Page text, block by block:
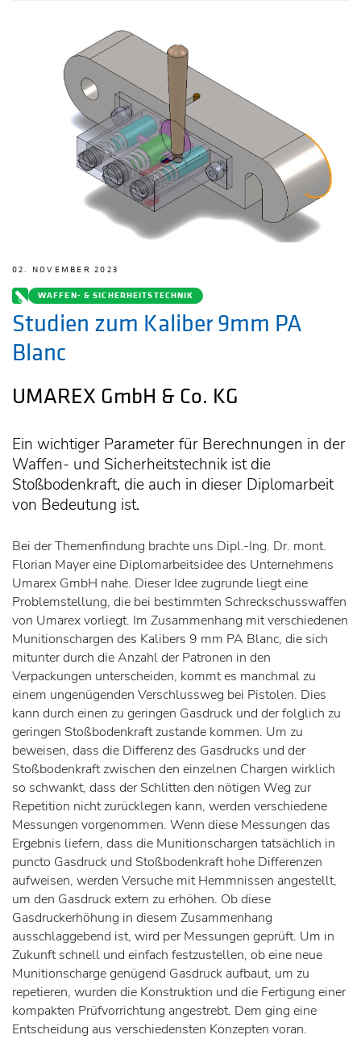
02. NOVEMBER 2023
WAFFEN- & SICHERHEITSTECHNIK
Studien zum Kaliber 9mm PA
Blanc
UMAREX GmbH & Co. KG
Ein wichtiger Parameter für Berechnungen in der
Waffen- und Sicherheitstechnik ist die
Stoßbodenkraft, die auch in dieser Diplomarbeit
von Bedeutung ist.
Bei der Themenfindung brachte uns Dipl.-Ing. Dr. mont.
Florian Mayer eine Diplomarbeitsidee des Unternehmens
Umarex GmbH nahe. Dieser Idee zugrunde liegt eine
Problemstellung, die bei bestimmten Schreckschusswaffen
von Umarex vorliegt. Im Zusammenhang mit verschiedenen
Munitionschargen des Kalibers 9 mm PA Blanc, die sich
mitunter durch die Anzahl der Patronen in den
Verpackungen unterscheiden, kommt es manchmal zu
einem ungenügenden Verschlussweg bei Pistolen. Dies
kann durch einen zu geringen Gasdruck und der folglich zu
geringen Stoßbodenkraft zustande kommen. Um zu
beweisen, dass die Differenz des Gasdrucks und der
Stoßbodenkraft zwischen den einzelnen Chargen wirklich
so schwankt, dass der Schlitten den nötigen Weg zur
Repetition nicht zurücklegen kann, werden verschiedene
Messungen vorgenommen. Wenn diese Messungen das
Ergebnis liefern, dass die Munitionschargen tatsächlich in
puncto Gasdruck und Stoßbodenkraft hohe Differenzen
aufweisen, werden Versuche mit Hemmnissen angestellt,
um den Gasdruck extern zu erhöhen. Ob diese
Gasdruckerhöhung in diesem Zusammenhang
ausschlaggebend ist, wird per Messungen geprüft. Um in
Zukunft schnell und einfach festzustellen, ob eine neue
Munitionscharge genügend Gasdruck aufbaut, um zu
repetieren, wurden die Konstruktion und die Fertigung einer
kompakten Prüfvorrichtung angestrebt. Dem ging eine
Entscheidung aus verschiedensten Konzepten voran.